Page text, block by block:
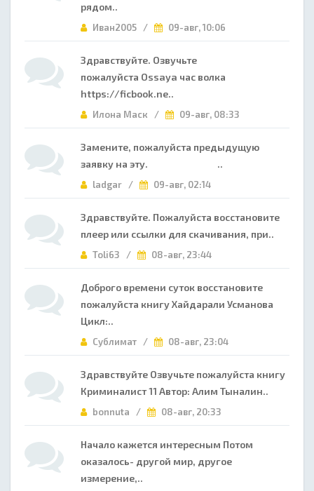
рядом..
Иван2005 / 09-авг, 10:06
Здравствуйте. Озвучьте
пожалуйста Ossaya час волка
https://ficbook.ne..
Илона Маск / 09-авг, 08:33
Замените, пожалуйста предыдущую
заявку на эту. ..
ladgar / 09-авг, 02:14
Здравствуйте. Пожалуйста восстановите
плеер или ссылки для скачивания, при..
Toli63 / 08-авг, 23:44
Доброго времени суток восстановите
пожалуйста книгу Хайдарали Усманова
Цикл:..
Сублимат / 08-авг, 23:04
Здравствуйте Озвучьте пожалуйста книгу
Криминалист 11 Автор: Алим Тыналин..
bonnuta / 08-авг, 20:33
Начало кажется интересным Потом
оказалось- другой мир, другое
измерение,..